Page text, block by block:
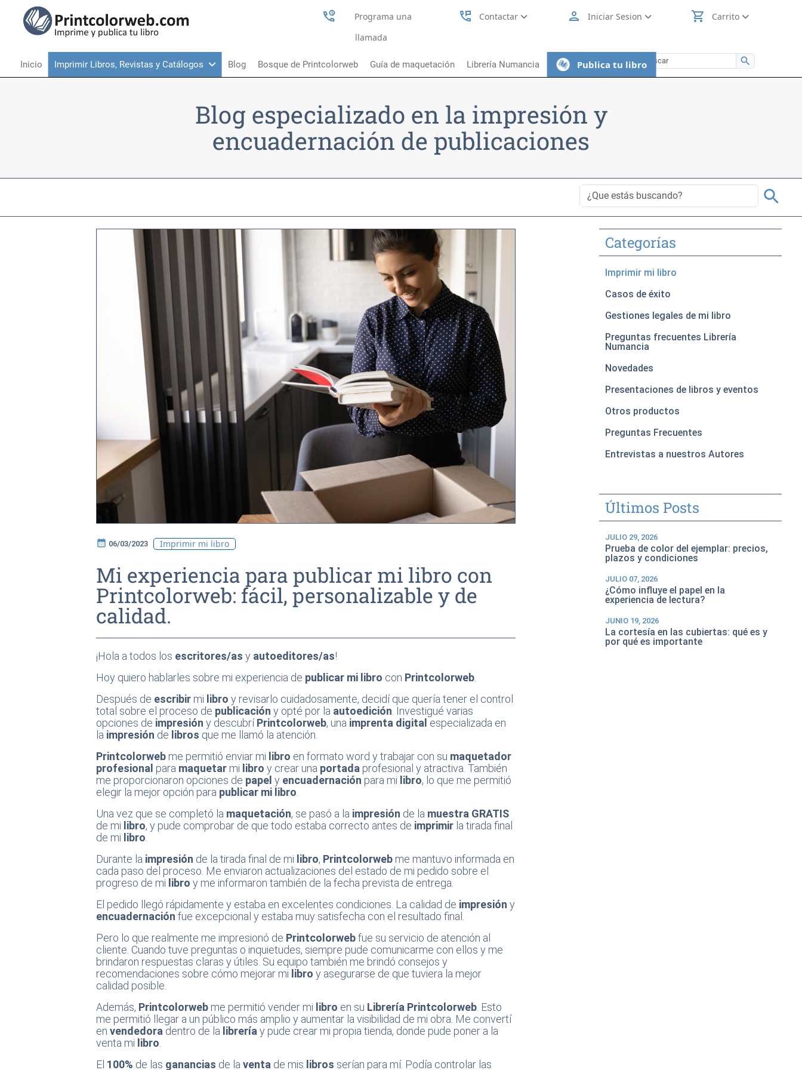
Programa una
llamada
perm_phone_msg Contactar person Iniciar Sesion shopping_cart Carrito
search
Inicio Imprimir Libros, Revistas y Catálogos Blog Bosque de Printcolorweb Guía de maquetación Librería Numancia Publica tu libro
Blog especializado en la impresión y
encuadernación de publicaciones
search
calendar_month 06/03/2023 Imprimir mi libro
Mi experiencia para publicar mi libro con
Printcolorweb: fácil, personalizable y de
calidad.
¡Hola a todos los escritores/as y autoeditores/as!
Hoy quiero hablarles sobre mi experiencia de publicar mi libro con Printcolorweb
Después de escribir mi libro y revisarlo cuidadosamente, decidí que quería tener el control
total sobre el proceso de publicación y opté por la autoedición . Investigué varias
opciones de impresión y descubríPrintcolorweb, una imprenta digital especializada en
la impresión de libros que me llamó la atención.
Printcolorweb me permitió enviar mi libro en formato word y trabajar con su maquetador
profesional para maquetar mi libro y crear una portada profesional y atractiva. También
me proporcionaron opciones de papel y encuadernación para mi libro, lo que me permitió
elegir la mejor opción para publicar mi libro
Una vez que se completó la maquetación, se pasó a la impresión de la muestra GRATIS
de mi libro, y pude comprobar de que todo estaba correcto antes de imprimir la tirada final
de mi libro
Durante la impresión de la tirada final de mi libro, Printcolorweb me mantuvo informada en
cada paso del proceso. Me enviaron actualizaciones del estado de mi pedido sobre el
progreso de mi libro y me informaron también de la fecha prevista de entrega.
El pedido llegó rápidamente y estaba en excelentes condiciones. La calidad de impresión y
encuadernación fue excepcional y estaba muy satisfecha con el resultado final.
Pero lo que realmente me impresionó de Printcolorwebfue su servicio de atención al
cliente. Cuando tuve preguntas o inquietudes, siempre pude comunicarme con ellos y me
brindaron respuestas claras y útiles. Su equipo también me brindó consejos y
recomendaciones sobre cómo mejorar mi libro y asegurarse de que tuviera la mejor
calidad posible.
Además, Printcolorweb me permitió vender mi libro en su Librería Printcolorweb . Esto
me permitió llegar a un público más amplio y aumentar la visibilidad de mi obra. Me convertí
envendedora dentro de la librería y pude crear mi propia tienda, donde pude poner a la
venta mi libro
El 100% de las ganancias de laventa de mis libros serían para mí. Podía controlar las
Categorías
Imprimir mi libro
Casos de éxito
Gestiones legales de mi libro
Preguntas frecuentes Librería
Numancia
Novedades
Presentaciones de libros y eventos
Otros productos
Preguntas Frecuentes
Entrevistas a nuestros Autores
Últimos Posts
JULIO 29, 2026
Prueba de color del ejemplar: precios,
plazos y condiciones
JULIO 07, 2026
¿Cómo influye el papel en la
experiencia de lectura?
JUNIO 19, 2026
La cortesía en las cubiertas: qué es y
por qué es importante